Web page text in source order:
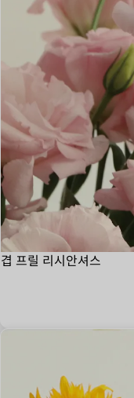
겹 프릴 리시안셔스